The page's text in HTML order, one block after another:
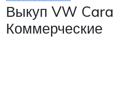
Выкуп VW
Коммерческие